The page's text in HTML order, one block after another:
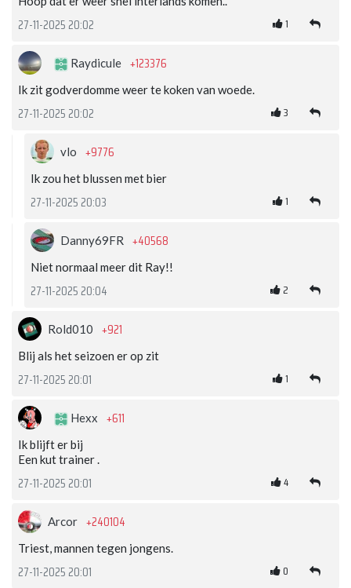
27-11-2025 20:02 1
Raydicule +123376
Ik zit godverdomme weer te koken van woede.
27-11-2025 20:02 3
vlo +9776
Ik zou het blussen met bier
27-11-2025 20:03 1
Danny69FR +40568
Niet normaal meer dit Ray!!
27-11-2025 20:04 2
Rold010 +921
Blij als het seizoen er op zit
27-11-2025 20:01 1
Hexx +611
Ik blijft er bij
Een kut trainer .
27-11-2025 20:01 4
Arcor +240104
Triest, mannen tegen jongens.
27-11-2025 20:01 0